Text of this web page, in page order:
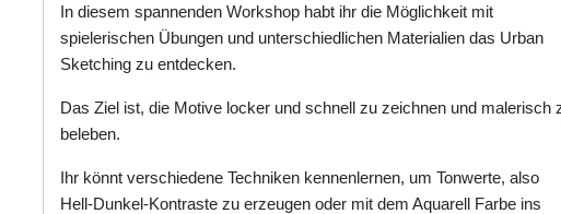
In diesem spannenden Workshop habt ihr die Möglichkeit mit
spielerischen Übungen und unterschiedlichen Materialien das Urban
Sketching zu entdecken.
Das Ziel ist, die Motive locker und schnell zu zeichnen und malerisch
beleben.
Ihr könnt verschiedene Techniken kennenlernen, um Tonwerte, also
Hell-Dunkel-Kontraste zu erzeugen oder mit dem Aquarell Farbe ins